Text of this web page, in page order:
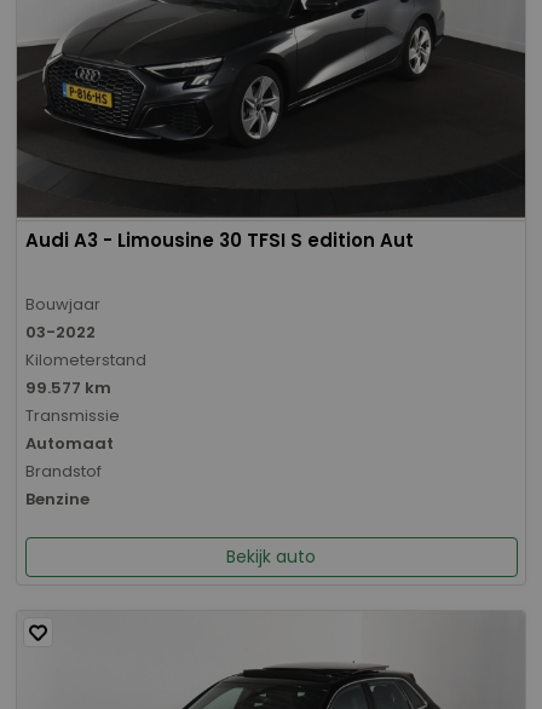
Audi A3 - Limousine 30 TFSI S edition Aut
Bouwjaar
03-2022
Kilometerstand
99.577 km
Transmissie
Automaat
Brandstof
Benzine
Bekijk auto